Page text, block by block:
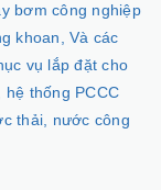
bơm công nghiệp
khoan, Và các
vụ lắp đặt cho
thống PCCC
thải, nước công